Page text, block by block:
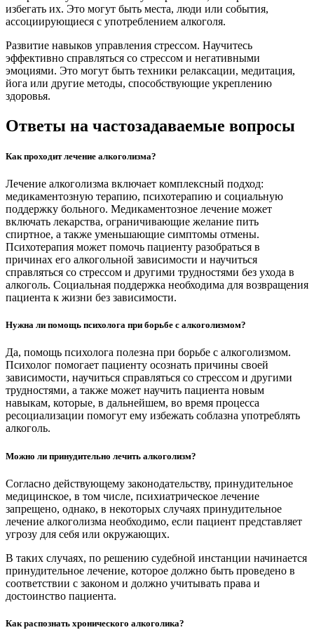
избегать их. Это могут быть места, люди или события,
ассоциирующиеся с употреблением алкоголя.
Развитие навыков управления стрессом. Научитесь
эффективно справляться со стрессом и негативными
эмоциями. Это могут быть техники релаксации, медитация,
йога или другие методы, способствующие укреплению
здоровья.
Ответы на частозадаваемые вопросы
Как проходит лечение алкоголизма?
Лечение алкоголизма включает комплексный подход:
медикаментозную терапию, психотерапию и социальную
поддержку больного. Медикаментозное лечение может
включать лекарства, ограничивающие желание пить
спиртное, а также уменьшающие симптомы отмены.
Психотерапия может помочь пациенту разобраться в
причинах его алкогольной зависимости и научиться
справляться со стрессом и другими трудностями без ухода в
алкоголь. Социальная поддержка необходима для возвращения
пациента к жизни без зависимости.
Нужна ли помощь психолога при борьбе с алкоголизмом?
Да, помощь психолога полезна при борьбе с алкоголизмом.
Психолог помогает пациенту осознать причины своей
зависимости, научиться справляться со стрессом и другими
трудностями, а также может научить пациента новым
навыкам, которые, в дальнейшем, во время процесса
ресоциализации помогут ему избежать соблазна употреблять
алкоголь.
Можно ли принудительно лечить алкоголизм?
Согласно действующему законодательству, принудительное
медицинское, в том числе, психиатрическое лечение
запрещено, однако, в некоторых случаях принудительное
лечение алкоголизма необходимо, если пациент представляет
угрозу для себя или окружающих.
В таких случаях, по решению судебной инстанции начинается
принудительное лечение, которое должно быть проведено в
соответствии с законом и должно учитывать права и
достоинство пациента.
Как распознать хронического алкоголика?